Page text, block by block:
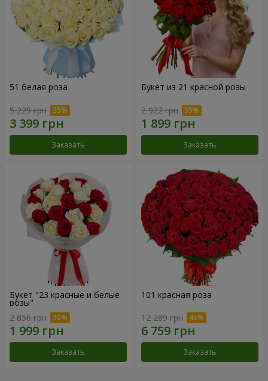
51 белая роза
5 229 грн
Заказать
Букет из 21 красной розы
2 922 грн
Заказать
Букет "23 красные и белые
розы"
2 856 грн
Заказать
101 красная роза
12 289 грн
Заказать